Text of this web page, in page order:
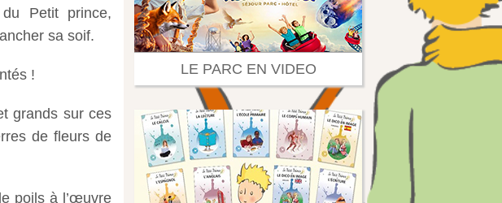
Petit prince,
sa soif.
!
grands sur ces
de fleurs de
poils à l’œuvre
LE PARC EN VIDEO